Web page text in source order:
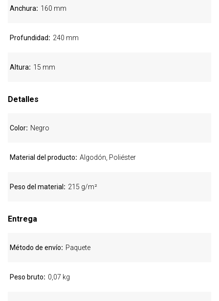
Anchura 160 mm
Profundidad 240 mm
Altura 15 mm
Detalles
Color Negro
Material del producto Algodón, Poliéster
Peso del material 215 g/m²
Entrega
Método de envío Paquete
Peso bruto 0,07 kg